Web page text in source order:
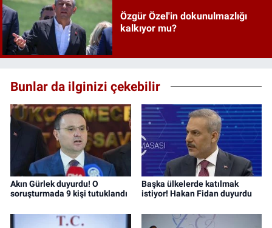
Özgür Özel'in dokunulmazlığı
kalkıyor mu?
Bunlar da ilginizi çekebilir
Akın Gürlek duyurdu! O
soruşturmada 9 kişi tutuklandı
Başka ülkelerde katılmak
istiyor! Hakan Fidan duyurdu